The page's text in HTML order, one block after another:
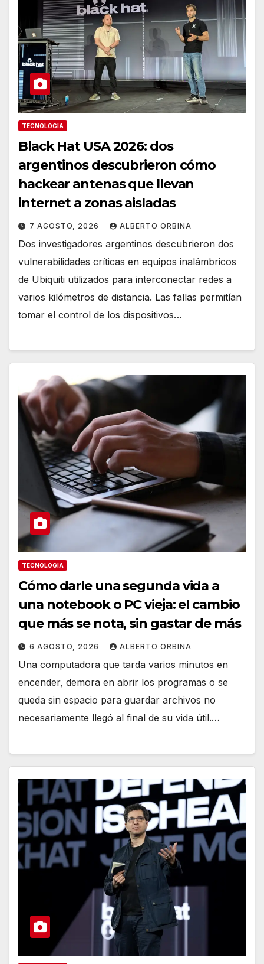
TECNOLOGIA
Black Hat USA 2026: dos
argentinos descubrieron cómo
hackear antenas que llevan
internet a zonas aisladas
7 AGOSTO, 2026 ALBERTO ORBINA
Dos investigadores argentinos descubrieron dos
vulnerabilidades críticas en equipos inalámbricos
de Ubiquiti utilizados para interconectar redes a
varios kilómetros de distancia. Las fallas permitían
tomar el control de los dispositivos…
TECNOLOGIA
Cómo darle una segunda vida a
una notebook o PC vieja: el cambio
que más se nota, sin gastar de más
6 AGOSTO, 2026 ALBERTO ORBINA
Una computadora que tarda varios minutos en
encender, demora en abrir los programas o se
queda sin espacio para guardar archivos no
necesariamente llegó al final de su vida útil.…